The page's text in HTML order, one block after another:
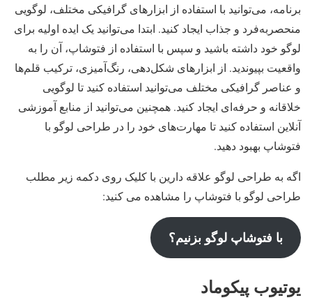
برنامه، می‌توانید با استفاده از ابزارهای گرافیکی مختلف، لوگویی
منحصربه‌فرد و جذاب ایجاد کنید. ابتدا می‌توانید یک ایده اولیه برای
لوگو خود داشته باشید و سپس با استفاده از فتوشاپ، آن را به
واقعیت بپیوندید. از ابزارهای شکل‌دهی، رنگ‌آمیزی، ترکیب قلم‌ها
و عناصر گرافیکی مختلف می‌توانید استفاده کنید تا لوگویی
خلاقانه و حرفه‌ای ایجاد کنید. همچنین می‌توانید از منابع آموزشی
آنلاین استفاده کنید تا مهارت‌های خود را در طراحی لوگو با
فتوشاپ بهبود دهید.
اگه به طراحی لوگو علاقه دارین با کلیک روی دکمه زیر مطلب
طراحی لوگو با فتوشاپ را مشاهده می کنید:
با فتوشاپ لوگو بزنیم؟
یوتیوب پیکوماد